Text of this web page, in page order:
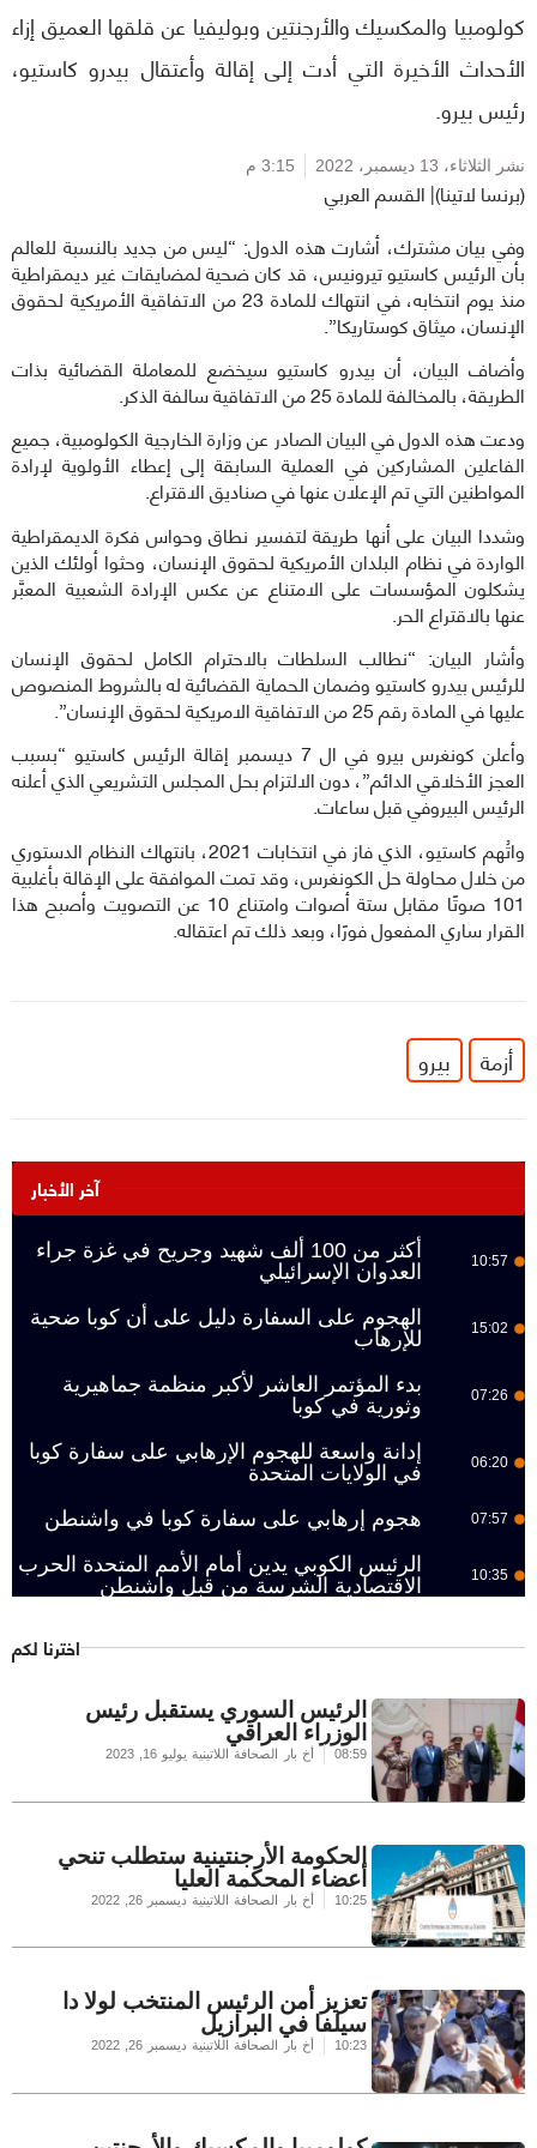
كولومبيا والمكسيك والأرجنتين وبوليفيا عن قلقها العميق إزاء
الأحداث الأخيرة التي أدت إلى إقالة وأعتقال بيدرو كاستيو،
رئيس بيرو.
نشر الثلاثاء، 13 ديسمبر، 2022 3:15 م
(برنسا لاتينا)| القسم العربي
وفي بيان مشترك، أشارت هذه الدول: “ليس من جديد بالنسبة للعالم
بأن الرئيس كاستيو تيرونيس، قد كان ضحية لمضايقات غير ديمقراطية
منذ يوم انتخابه، في انتهاك للمادة 23 من الاتفاقية الأمريكية لحقوق
الإنسان، ميثاق كوستاريكا”.
وأضاف البيان، أن بيدرو كاستيو سيخضع للمعاملة القضائية بذات
الطريقة، بالمخالفة للمادة 25 من الاتفاقية سالفة الذكر.
ودعت هذه الدول في البيان الصادر عن وزارة الخارجية الكولومبية، جميع
الفاعلين المشاركين في العملية السابقة إلى إعطاء الأولوية لإرادة
المواطنين التي تم الإعلان عنها في صناديق الاقتراع.
وشددا البيان على أنها طريقة لتفسير نطاق وحواس فكرة الديمقراطية
الواردة في نظام البلدان الأمريكية لحقوق الإنسان، وحثوا أولئك الذين
يشكلون المؤسسات على الامتناع عن عكس الإرادة الشعبية المعبَّر
عنها بالاقتراع الحر.
وأشار البيان: “نطالب السلطات بالاحترام الكامل لحقوق الإنسان
للرئيس بيدرو كاستيو وضمان الحماية القضائية له بالشروط المنصوص
عليها في المادة رقم 25 من الاتفاقية الامريكية لحقوق الإنسان”.
وأعلن كونغرس بيرو في ال 7 ديسمبر إقالة الرئيس كاستيو “بسبب
العجز الأخلاقي الدائم”، دون الالتزام بحل المجلس التشريعي الذي أعلنه
الرئيس البيروفي قبل ساعات.
واتُهم كاستيو، الذي فاز في انتخابات 2021، بانتهاك النظام الدستوري
من خلال محاولة حل الكونغرس، وقد تمت الموافقة على الإقالة بأغلبية
101 صوتًا مقابل ستة أصوات وامتناع 10 عن التصويت وأصبح هذا
القرار ساري المفعول فورًا، وبعد ذلك تم اعتقاله.
أزمة بيرو
آخر الأخبار
10:57
أكثر من 100 ألف شهيد وجريح في غزة جراء
العدوان الإسرائيلي
15:02
الهجوم على السفارة دليل على أن كوبا ضحية
للإرهاب
07:26
بدء المؤتمر العاشر لأكبر منظمة جماهيرية
وثورية في كوبا
06:20
إدانة واسعة للهجوم الإرهابي على سفارة كوبا
في الولايات المتحدة
07:57 هجوم إرهابي على سفارة كوبا في واشنطن
10:35
الرئيس الكوبي يدين أمام الأمم المتحدة الحرب
الاقتصادية الشرسة من قبل واشنطن
اخترنا لكم
الرئيس السوري يستقبل رئيس
الوزراء العراقي
08:59 أخ بار الصحافة اللاتينية يوليو 16, 2023
الحكومة الأرجنتينية ستطلب تنحي
أعضاء المحكمة العليا
10:25 أخ بار الصحافة اللاتينية ديسمبر 26, 2022
تعزيز أمن الرئيس المنتخب لولا دا
سيلفا في البرازيل
10:23 أخ بار الصحافة اللاتينية ديسمبر 26, 2022